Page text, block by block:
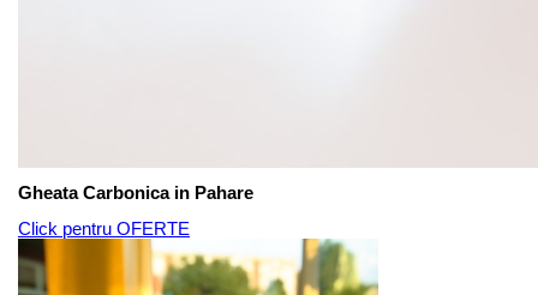
Gheata Carbonica in Pahare
Click pentru OFERTE